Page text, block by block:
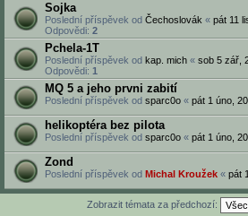
Sojka
Poslední příspěvek od Čechoslovák « pát 11
Odpovědi: 2
Pchela-1T
Poslední příspěvek od kap. mich « sob 5 zář,
Odpovědi: 1
MQ 5 a jeho prvni zabití
Poslední příspěvek od sparc0o « pát 1 úno,
helikoptéra bez pilota
Poslední příspěvek od sparc0o « pát 1 úno,
Zond
Poslední příspěvek od Michal Kroužek « pát
Zobrazit témata za předchozí: